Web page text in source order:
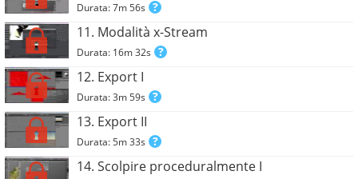
Durata: 7m 56s
11. Modalità x-Stream
Durata: 16m 32s
12. Export I
Durata: 3m 59s
13. Export II
Durata: 5m 33s
14. Scolpire proceduralmente I